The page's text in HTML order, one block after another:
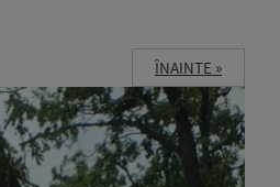
ÎNAINTE »